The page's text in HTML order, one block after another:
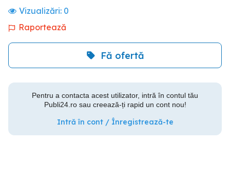
Vizualizări: 0
Raportează
Fă ofertă
Pentru a contacta acest utilizator, intră în contul tău
Publi24.ro sau creează-ți rapid un cont nou!
Intră în cont / Înregistrează-te